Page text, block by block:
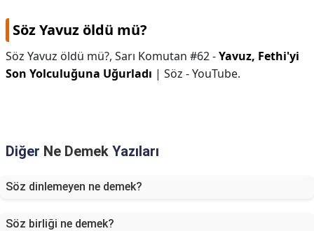
Söz Yavuz öldü mü?
Söz Yavuz öldü mü?, Sarı Komutan #62 -Yavuz, Fethi'yi
Son Yolculuğuna Uğurladı | Söz - YouTube.
Diğer Ne Demek Yazıları
Söz dinlemeyen ne demek?
Söz birliği ne demek?